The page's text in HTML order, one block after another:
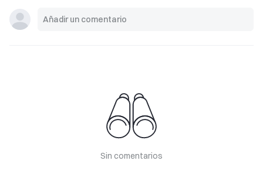
Sin comentarios